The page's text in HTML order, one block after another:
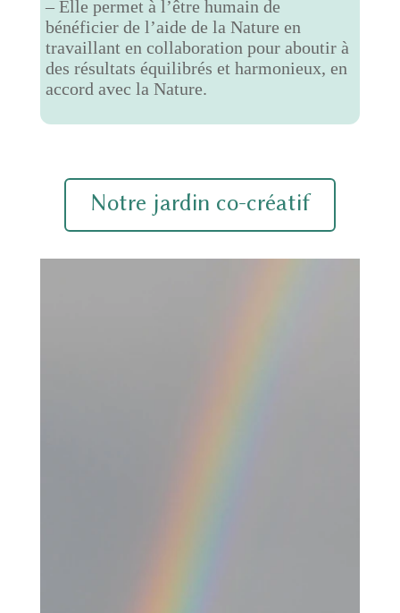
– Elle permet à l’être humain de
bénéficier de l’aide de la Nature en
travaillant en collaboration pour aboutir à
des résultats équilibrés et harmonieux, en
accord avec la Nature.
Notre jardin co-créatif